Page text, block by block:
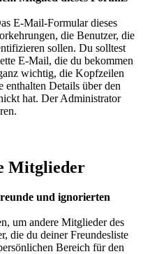
E-Mail-Formular dieses
die Benutzer, die
sollen. Du solltest
E-Mail, die du bekommen
wichtig, die Kopfzeilen
enthalten Details über den
hat. Der Administrator
Mitglieder
und ignorierten
um andere Mitglieder des
die du deiner Freundesliste
Bereich für den